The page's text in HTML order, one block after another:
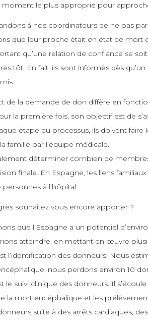
moment le plus approprié pour
à nos coordinateurs de ne pas
que leur proche était en état de mort
qu’une relation de confiance se
tôt. En fait, ils sont informés dès
de la demande de don diffère en
la première fois, son objectif est de
étape du processus, ils doivent
famille par l’équipe médicale.
déterminer combien de
finale. En Espagne, les liens
à l’hôpital.
souhaitez vous encore apporter ?
que l’Espagne a un potentiel
atteindre, en mettant en œuvre
l’identification des donneurs. Nous
nous perdons environ 10
le suivi clinique des donneurs. Il
la mort encéphalique et les
suite à des arrêts cardiaques,